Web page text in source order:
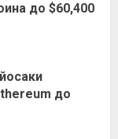
до $60,400
до